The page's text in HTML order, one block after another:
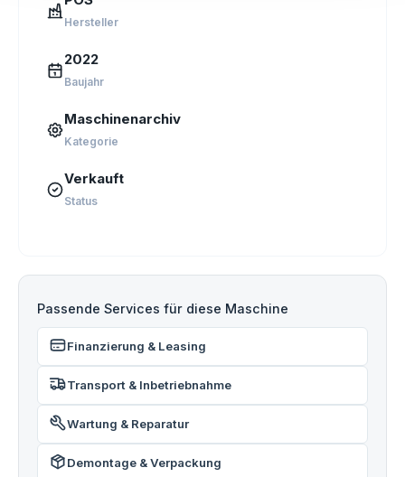
Hersteller
2022
Baujahr
Maschinenarchiv
Kategorie
Verkauft
Status
Passende Services für diese Maschine
Finanzierung & Leasing
Transport & Inbetriebnahme
Wartung & Reparatur
Demontage & Verpackung